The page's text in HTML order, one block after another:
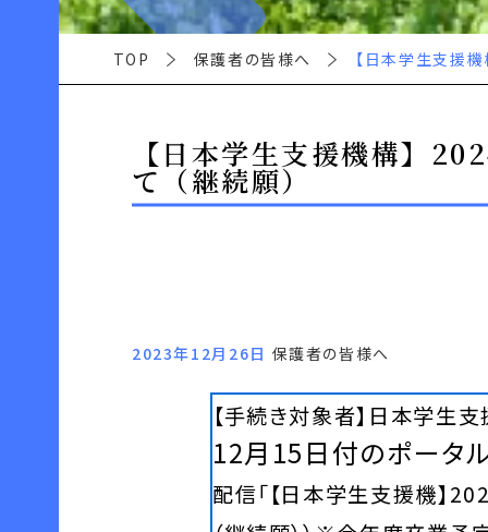
TOP 保護者の皆様へ 【日本学生支援
【日本学生支援機構】
て（継続願）
2023年12月26日 保護者の皆様へ
【手続き対象者】日本学生
12月15日付のポータ
配信「【日本学生支援機】